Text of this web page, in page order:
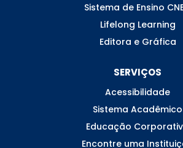
Sistema de Ensino
Lifelong Learning
Editora e Gráfica
SERVIÇOS
Acessibilidade
Sistema Acadêmico
Educação
Encontre uma